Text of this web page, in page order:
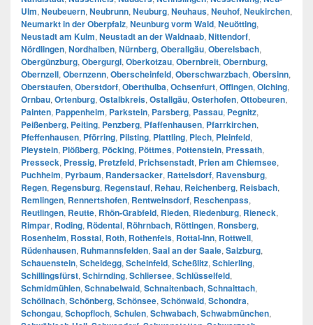
Ulm, Neubeuern, Neubrunn, Neuburg, Neuhaus, Neuhof, Neukirchen,
Neumarkt in der Oberpfalz, Neunburg vorm Wald, Neuötting,
Neustadt am Kulm, Neustadt an der Waldnaab, Nittendorf,
Nördlingen, Nordhalben, Nürnberg, Oberallgäu, Oberelsbach,
Obergünzburg, Obergurgl, Oberkotzau, Obernbreit, Obernburg,
Obernzell, Obernzenn, Oberscheinfeld, Oberschwarzbach, Obersinn,
Oberstaufen, Oberstdorf, Oberthulba, Ochsenfurt, Offingen, Olching,
Ornbau, Ortenburg, Ostalbkreis, Ostallgäu, Osterhofen, Ottobeuren,
Painten, Pappenheim, Parkstein, Parsberg, Passau, Pegnitz,
Peißenberg, Peiting, Penzberg, Pfaffenhausen, Pfarrkirchen,
Pfeffenhausen, Pförring, Pilsting, Plattling, Plech, Pleinfeld,
Pleystein, Plößberg, Pöcking, Pöttmes, Pottenstein, Pressath,
Presseck, Pressig, Pretzfeld, Prichsenstadt, Prien am Chiemsee,
Puchheim, Pyrbaum, Randersacker, Rattelsdorf, Ravensburg,
Regen, Regensburg, Regenstauf, Rehau, Reichenberg, Reisbach,
Remlingen, Rennertshofen, Rentweinsdorf, Reschenpass,
Reutlingen, Reutte, Rhön-Grabfeld, Rieden, Riedenburg, Rieneck,
Rimpar, Roding, Rödental, Röhrnbach, Röttingen, Ronsberg,
Rosenheim, Rosstal, Roth, Rothenfels, Rottal-Inn, Rottweil,
Rüdenhausen, Ruhmannsfelden, Saal an der Saale, Salzburg,
Schauenstein, Scheidegg, Scheinfeld, Scheßlitz, Schierling,
Schillingsfürst, Schirnding, Schliersee, Schlüsselfeld,
Schmidmühlen, Schnabelwaid, Schnaitenbach, Schnaittach,
Schöllnach, Schönberg, Schönsee, Schönwald, Schondra,
Schongau, Schopfloch, Schulen, Schwabach, Schwabmünchen,